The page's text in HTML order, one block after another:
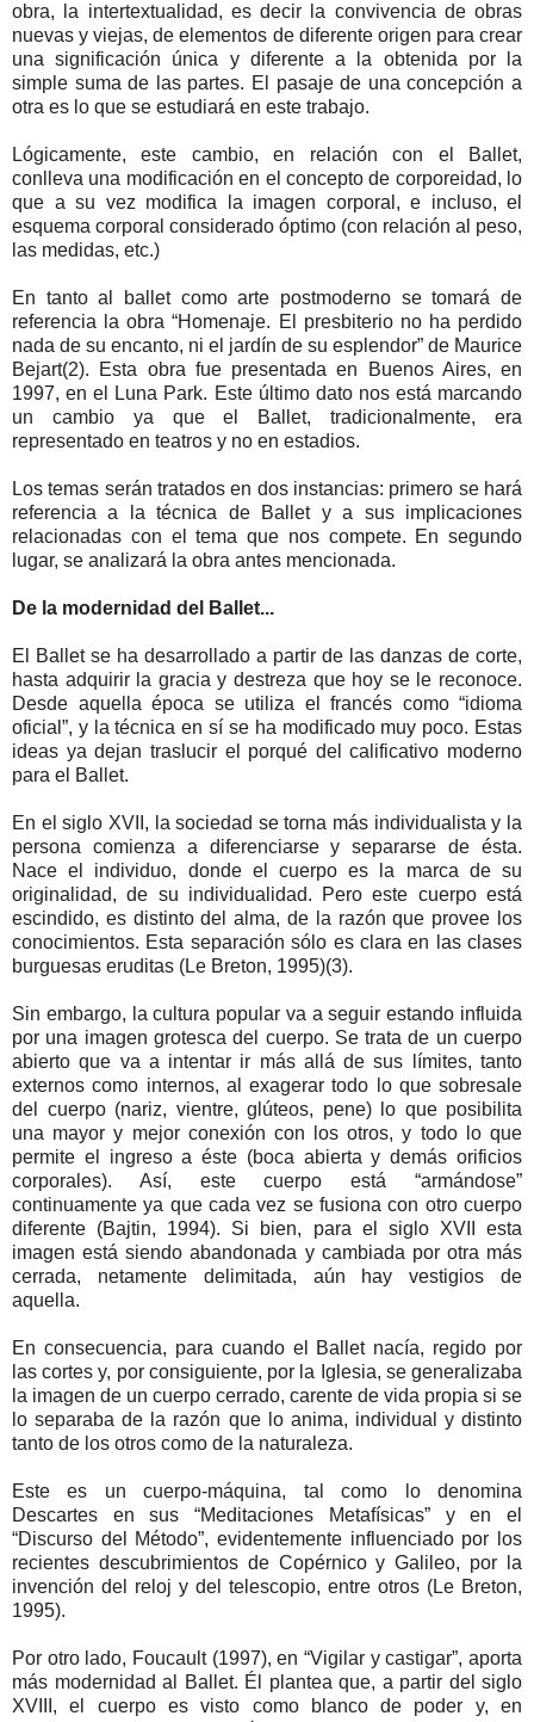
obra, la intertextualidad, es decir la convivencia de obras
nuevas y viejas, de elementos de diferente origen para crear
una significación única y diferente a la obtenida por la
simple suma de las partes. El pasaje de una concepción a
otra es lo que se estudiará en este trabajo.
Lógicamente, este cambio, en relación con el Ballet,
conlleva una modificación en el concepto de corporeidad, lo
que a su vez modifica la imagen corporal, e incluso, el
esquema corporal considerado óptimo (con relación al peso,
las medidas, etc.)
En tanto al ballet como arte postmoderno se tomará de
referencia la obra “Homenaje. El presbiterio no ha perdido
nada de su encanto, ni el jardín de su esplendor” de Maurice
Bejart(2). Esta obra fue presentada en Buenos Aires, en
1997, en el Luna Park. Este último dato nos está marcando
un cambio ya que el Ballet, tradicionalmente, era
representado en teatros y no en estadios.
Los temas serán tratados en dos instancias: primero se hará
referencia a la técnica de Ballet y a sus implicaciones
relacionadas con el tema que nos compete. En segundo
lugar, se analizará la obra antes mencionada.
De la modernidad del Ballet...
El Ballet se ha desarrollado a partir de las danzas de corte,
hasta adquirir la gracia y destreza que hoy se le reconoce.
Desde aquella época se utiliza el francés como “idioma
oficial”, y la técnica en sí se ha modificado muy poco. Estas
ideas ya dejan traslucir el porqué del calificativo moderno
para el Ballet.
En el siglo XVII, la sociedad se torna más individualista y la
persona comienza a diferenciarse y separarse de ésta.
Nace el individuo, donde el cuerpo es la marca de su
originalidad, de su individualidad. Pero este cuerpo está
escindido, es distinto del alma, de la razón que provee los
conocimientos. Esta separación sólo es clara en las clases
burguesas eruditas (Le Breton, 1995)(3).
Sin embargo, la cultura popular va a seguir estando influida
por una imagen grotesca del cuerpo. Se trata de un cuerpo
abierto que va a intentar ir más allá de sus límites, tanto
externos como internos, al exagerar todo lo que sobresale
del cuerpo (nariz, vientre, glúteos, pene) lo que posibilita
una mayor y mejor conexión con los otros, y todo lo que
permite el ingreso a éste (boca abierta y demás orificios
corporales). Así, este cuerpo está “armándose”
continuamente ya que cada vez se fusiona con otro cuerpo
diferente (Bajtin, 1994). Si bien, para el siglo XVII esta
imagen está siendo abandonada y cambiada por otra más
cerrada, netamente delimitada, aún hay vestigios de
aquella.
En consecuencia, para cuando el Ballet nacía, regido por
las cortes y, por consiguiente, por la Iglesia, se generalizaba
la imagen de un cuerpo cerrado, carente de vida propia si se
lo separaba de la razón que lo anima, individual y distinto
tanto de los otros como de la naturaleza.
Este es un cuerpo-máquina, tal como lo denomina
Descartes en sus “Meditaciones Metafísicas” y en el
“Discurso del Método”, evidentemente influenciado por los
recientes descubrimientos de Copérnico y Galileo, por la
invención del reloj y del telescopio, entre otros (Le Breton,
1995).
Por otro lado, Foucault (1997), en “Vigilar y castigar”, aporta
más modernidad al Ballet. Él plantea que, a partir del siglo
XVIII, el cuerpo es visto como blanco de poder y, en